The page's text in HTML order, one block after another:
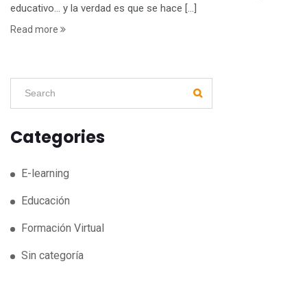
educativo… y la verdad es que se hace […]
Read more
Categories
E-learning
Educación
Formación Virtual
Sin categoría